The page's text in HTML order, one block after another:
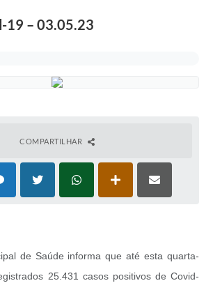
19 – 03.05.23
COMPARTILHAR
de Saúde informa que até esta quarta-
25.431 casos positivos de Covid-